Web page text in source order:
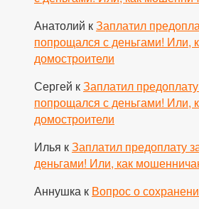
Анатолий кЗаплатил
попрощался с деньгами! Или,
домостроители
Сергей кЗаплатил
попрощался с деньгами! Или,
домостроители
Илья кЗаплатил предоплату
деньгами! Или, как
Аннушка к Вопрос о